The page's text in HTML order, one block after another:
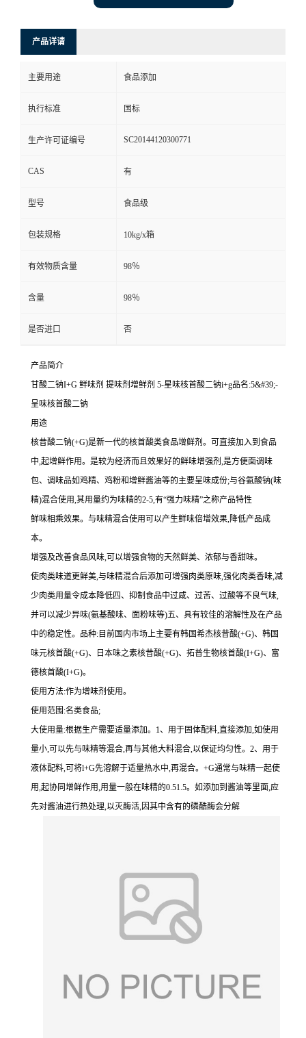
产品详请
主要用途 食品添加
执行标准 国标
生产许可证编号 SC20144120300771
CAS 有
型号 食品级
包装规格 10kg/x箱
有效物质含量 98％
含量 98％
是否进口 否
产品简介
甘酸二钠I+G 鲜味剂 提味剂增鲜剂 5-星味核首酸二钠i+g品名:5&#39;-
呈味核首酸二钠
用途
核昔酸二钠(+G)是新一代的核首酸类食品增鲜剂。可直接加入到食品
中,起增鲜作用。是较为经济而且效果好的鲜味增强剂,是方便面调味
包、调味品如鸡精、鸡粉和增鲜酱油等的主要呈味成份;与谷氨酸钠(味
精)混合使用,其用量约为味精的2-5,有“强力味精”之称产品特性
鲜味相乘效果。与味精混合使用可以产生鲜味倍增效果,降低产品成
本。
增强及改善食品风味,可以增强食物的天然鲜美、浓郁与香甜味。
使肉类味道更鲜美,与味精混合后添加可增强肉类原味,强化肉类香味,减
少肉类用量令成本降低四、抑制食品中过咸、过苦、过酸等不良气味,
并可以减少异味(氨基酸味、面粉味等)五、具有较佳的溶解性及在产品
中的稳定性。品种:目前国内市场上主要有韩国希杰核昔酸(+G)、韩国
味元核首酸(+G)、日本味之素核昔酸(+G)、拓普生物核首酸(I+G)、富
德核首酸(I+G)。
使用方法:作为增味剂使用。
使用范围:名类食品;
大使用量:根据生产需要适量添加。1、用于固体配料,直接添加,如使用
量小,可以先与味精等混合,再与其他大料混合,以保证均匀性。2、用于
液体配料,可将l+G先溶解于适量热水中,再混合。+G通常与味精一起使
用,起协同增鲜作用,用量一般在味精的0.51.5。如添加到酱油等里面,应
先对酱油进行热处理,以灭酶活,因其中含有的磷酷酶会分解